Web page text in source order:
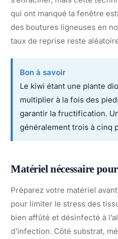
qui ont manqué la fenêtre
des boutures ligneuses en
taux de reprise reste
Bon à savoir
Le kiwi étant une plante
multiplier à la fois des
garantir la fructification.
généralement trois à cinq
Matériel nécessaire
Préparez votre matériel
pour limiter le stress des
bien affûté et désinfecté à
d’infection. Côté substrat,